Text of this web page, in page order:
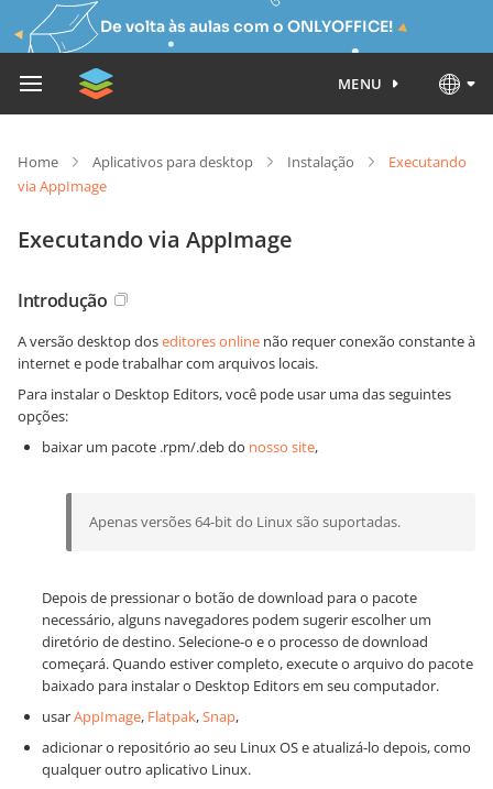
De volta às aulas com o ONLYOFFICE!
MENU
Home Aplicativos para desktop Instalação
Executando
via AppImage
Executando via AppImage
Introdução
A versão desktop doseditores online não requer conexão constante à
internet e pode trabalhar com arquivos locais.
Para instalar o Desktop Editors, você pode usar uma das seguintes
opções:
baixar um pacote .rpm/.deb do nosso site,
Apenas versões 64-bit do Linux são suportadas.
Depois de pressionar o botão de download para o pacote
necessário, alguns navegadores podem sugerir escolher um
diretório de destino. Selecione-o e o processo de download
começará. Quando estiver completo, execute o arquivo do pacote
baixado para instalar o Desktop Editors em seu computador.
usarAppImage, Flatpak,Snap,
adicionar o repositório ao seu Linux OS e atualizá-lo depois, como
qualquer outro aplicativo Linux.